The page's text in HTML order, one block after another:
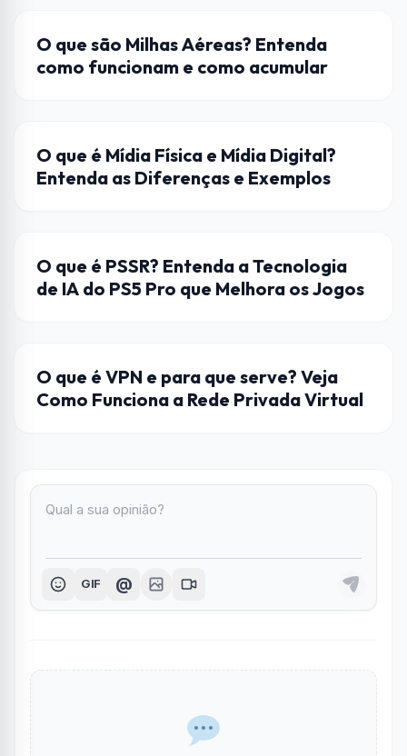
HARDWARE
O que são Milhas Aéreas? Entenda
como funcionam e como acumular
ENTRETENIMENTO
O que é Mídia Física e Mídia Digital?
Entenda as Diferenças e Exemplos
HARDWARE
O que é PSSR? Entenda a Tecnologia
de IA do PS5 Pro que Melhora os Jogos
INTERNET
O que é VPN e para que serve? Veja
Como Funciona a Rede Privada Virtual
GIF @